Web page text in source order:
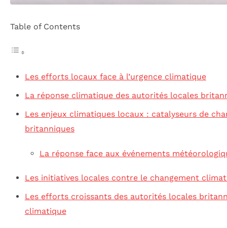
Table of Contents
Les efforts locaux face à l’urgence climatique
La réponse climatique des autorités locales
Les enjeux climatiques locaux : catalyseurs de
britanniques
La réponse face aux événements
Les initiatives locales contre le changement
Les efforts croissants des autorités locales
climatique